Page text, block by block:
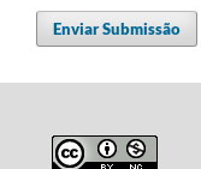
Enviar Submissão